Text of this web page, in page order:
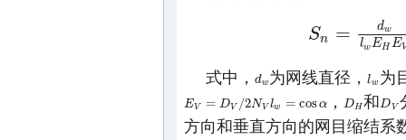
Sn = dw
lwEH E
Sn=d wlw EHEV−(d
式中， dw
dw为网线直径，lw
lw 为
EV = DV /2NV lw = cosα
EV= DV/2NVlw=cosα ， DH
DH 和D V
DV
方向和垂直方向的网目缩结系